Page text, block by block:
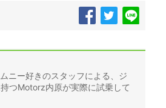
ニー好きのスタッフによる、ジ
つMotorz内原が実際に試乗して